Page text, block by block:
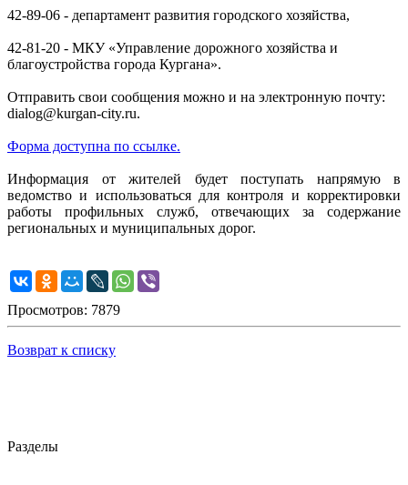
42-89-06 - департамент развития городского хозяйства,
42-81-20 - МКУ «Управление дорожного хозяйства и
благоустройства города Кургана».
Отправить свои сообщения можно и на электронную почту:
dialog@kurgan-city.ru.
Форма доступна по ссылке.
Информация от жителей будет поступать напрямую в
ведомство и использоваться для контроля и корректировки
работы профильных служб, отвечающих за содержание
региональных и муниципальных дорог.
Просмотров: 7879
Возврат к списку
Разделы